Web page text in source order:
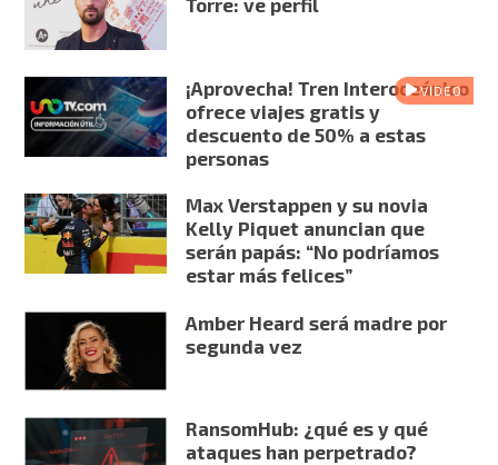
Torre: ve perfil
VIDEO
¡Aprovecha! Tren Interoceánico
ofrece viajes gratis y
descuento de 50% a estas
personas
Max Verstappen y su novia
Kelly Piquet anuncian que
serán papás: “No podríamos
estar más felices”
Amber Heard será madre por
segunda vez
RansomHub: ¿qué es y qué
ataques han perpetrado?